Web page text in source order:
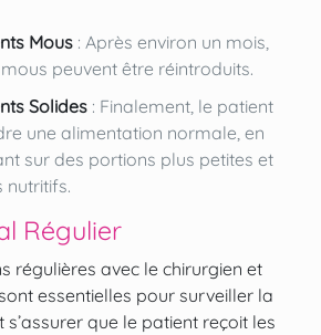
Mous: Après environ un mois,
peuvent être réintroduits.
Solides: Finalement, le patient
une alimentation normale, en
sur des portions plus petites et
nutritifs.
Régulier
régulières avec le chirurgien et
essentielles pour surveiller la
que le patient reçoit les